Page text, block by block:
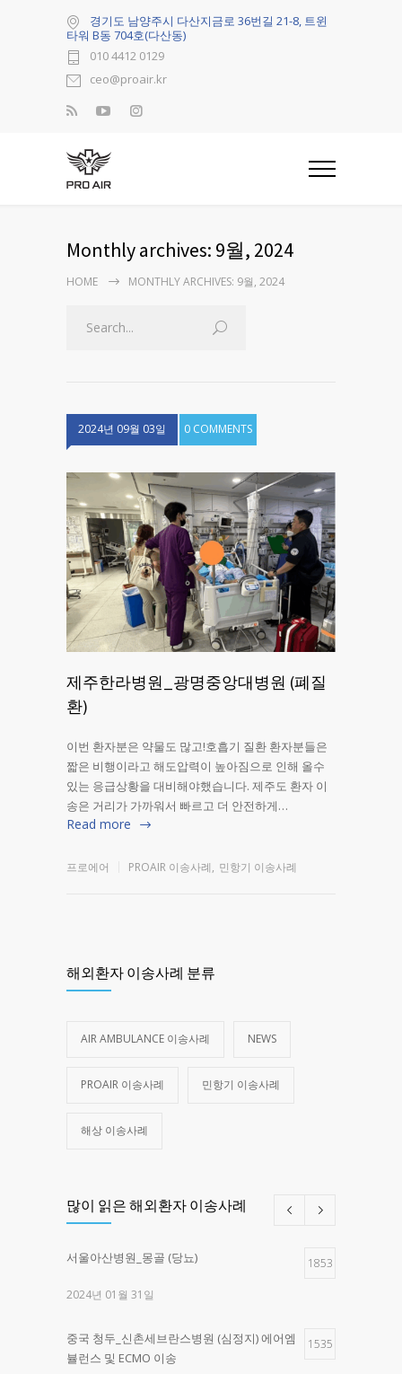
경기도 남양주시 다산지금로 36번길 21-8, 트윈
타워 B동 704호(다산동)
010 4412 0129
ceo@proair.kr
Monthly archives: 9월, 2024
HOME MONTHLY ARCHIVES: 9월, 2024
2024년 09월 03일 0 COMMENTS
제주한라병원_광명중앙대병원 (폐질
환)
이번 환자분은 약물도 많고!호흡기 질환 환자분들은
짧은 비행이라고 해도압력이 높아짐으로 인해 올수
있는 응급상황을 대비해야했습니다. 제주도 환자 이
송은 거리가 가까워서 빠르고 더 안전하게…
Read more
프로에어 PROAIR 이송사례, 민항기 이송사례
해외환자 이송사례 분류
AIR AMBULANCE 이송사례 NEWS
PROAIR 이송사례 민항기 이송사례
해상 이송사례
많이 읽은 해외환자 이송사례
서울아산병원_몽골 (당뇨) 1853
2024년 01월 31일
중국 청두_신촌세브란스병원 (심정지) 에어엠
뷸런스 및 ECMO 이송
1535